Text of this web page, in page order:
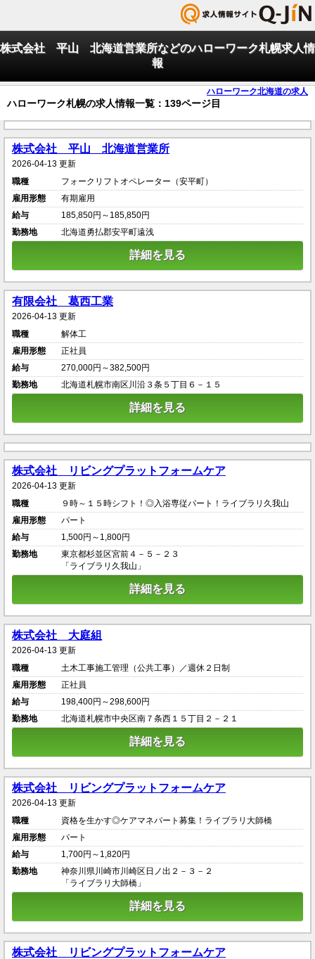
株式会社 平山 北海道営業所などのハローワーク札幌求人情
報
ハローワーク北海道の求人
ハローワーク札幌の求人情報一覧：139ページ目
株式会社 平山 北海道営業所
2026-04-13 更新
職種
フォークリフトオペレーター（安平町）
雇用形態
有期雇用
給与
185,850円～185,850円
勤務地
北海道勇払郡安平町遠浅
詳細を見る
有限会社 葛西工業
2026-04-13 更新
職種
解体工
雇用形態
正社員
給与
270,000円～382,500円
勤務地
北海道札幌市南区川沿３条５丁目６－１５
詳細を見る
株式会社 リビングプラットフォームケア
2026-04-13 更新
職種
９時～１５時シフト！◎入浴専従パート！ライブラリ久我山
雇用形態
パート
給与
1,500円～1,800円
勤務地
東京都杉並区宮前４－５－２３
「ライブラリ久我山」
詳細を見る
株式会社 大庭組
2026-04-13 更新
職種
土木工事施工管理（公共工事）／週休２日制
雇用形態
正社員
給与
198,400円～298,600円
勤務地
北海道札幌市中央区南７条西１５丁目２－２１
詳細を見る
株式会社 リビングプラットフォームケア
2026-04-13 更新
職種
資格を生かす◎ケアマネパート募集！ライブラリ大師橋
雇用形態
パート
給与
1,700円～1,820円
勤務地
神奈川県川崎市川崎区日ノ出２－３－２
「ライブラリ大師橋」
詳細を見る
株式会社 リビングプラットフォームケア